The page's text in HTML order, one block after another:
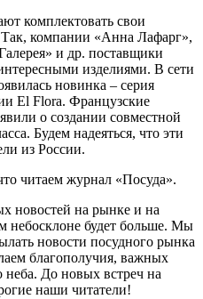
комплектовать свои
компании «Анна Лафарг»,
и др. поставщики
изделиями. В сети
новинка – серия
El Flora. Французские
о создании совместной
Будем надеяться, что эти
из России.
читаем журнал «Посуда».
новостей на рынке и на
небосклоне будет больше. Мы
новости посудного рынка
благополучия, важных
До новых встреч на
наши читатели!